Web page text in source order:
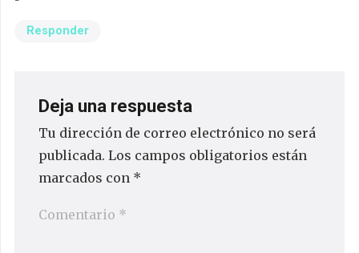
Responder
Deja una respuesta
Tu dirección de correo electrónico no será
publicada. Los campos obligatorios están
marcados con *